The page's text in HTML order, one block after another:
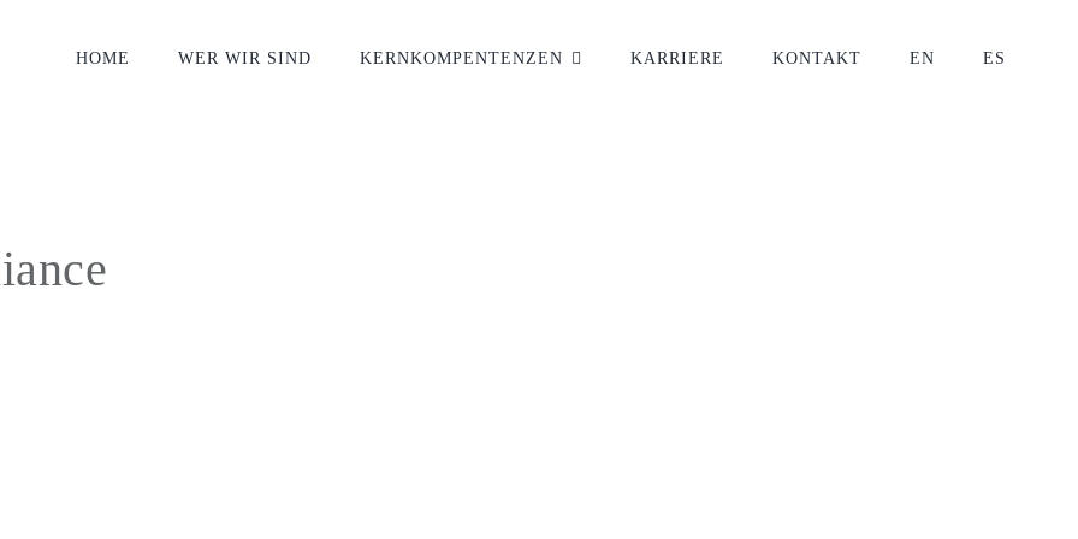
HOME WER WIR SIND KERNKOMPENTENZEN KARRIERE KONTAKT EN ES